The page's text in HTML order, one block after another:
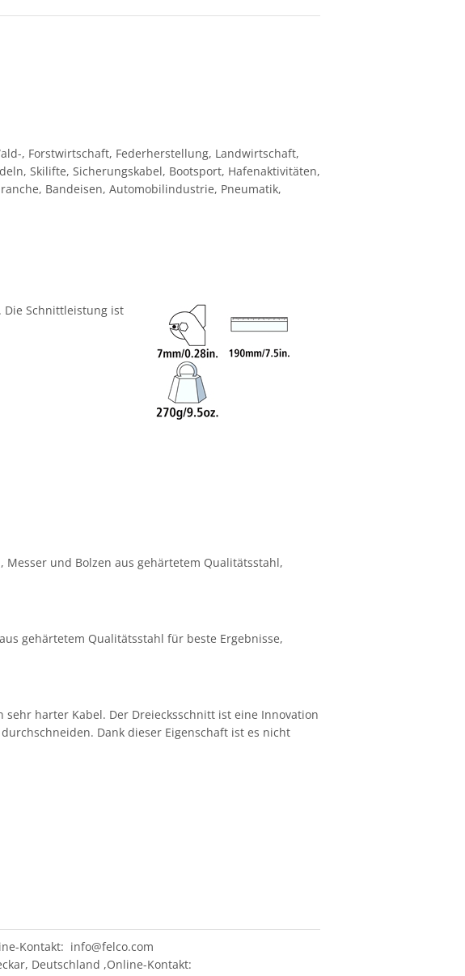
, Forstwirtschaft, Federherstellung, Landwirtschaft,
Skilifte, Sicherungskabel, Bootsport, Hafenaktivitäten,
Bandeisen, Automobilindustrie, Pneumatik,
Die Schnittleistung ist
und Bolzen aus gehärtetem Qualitätsstahl,
gehärtetem Qualitätsstahl für beste Ergebnisse,
harter Kabel. Der Dreiecksschnitt ist eine Innovation
Dank dieser Eigenschaft ist es nicht
Kontakt: info@felco.com
Deutschland ,Online-Kontakt: